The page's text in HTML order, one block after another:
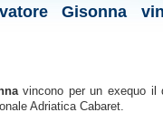
Gisonna
vincono per un exequo il
Adriatica Cabaret.